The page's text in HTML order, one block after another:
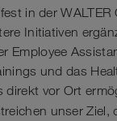
in der WALTER
Initiativen
Employee
und das
direkt vor Ort
unser Ziel,